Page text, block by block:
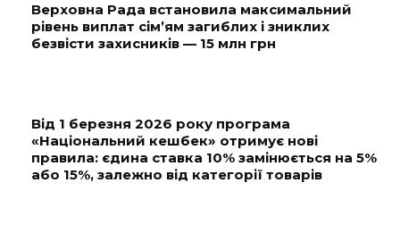
Верховна Рада встановила максимальний
рівень виплат сім’ям загиблих і зниклих
безвісти захисників — 15 млн грн
Від 1 березня 2026 року програма
«Національний кешбек» отримує нові
правила: єдина ставка 10% замінюється на 5%
або 15%, залежно від категорії товарів